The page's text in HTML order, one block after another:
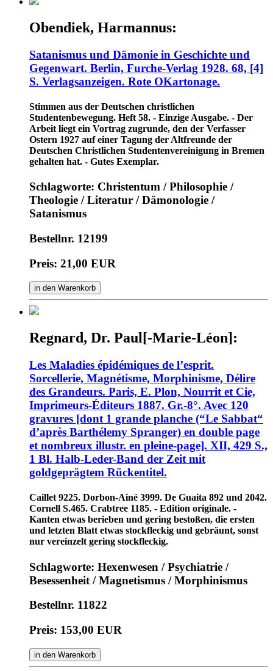
Obendiek, Harmannus:
Satanismus und Dämonie in Geschichte und
Gegenwart. Berlin, Furche-Verlag 1928. 68, [4]
S. Verlagsanzeigen. Rote OKartonage.
Stimmen aus der Deutschen christlichen
Studentenbewegung. Heft 58. - Einzige Ausgabe. - Der
Arbeit liegt ein Vortrag zugrunde, den der Verfasser
Ostern 1927 auf einer Tagung der Altfreunde der
Deutschen Christlichen Studentenvereinigung in Bremen
gehalten hat. - Gutes Exemplar.
Schlagworte: Christentum / Philosophie /
Theologie / Literatur / Dämonologie /
Satanismus
Bestellnr. 12199
Preis: 21,00 EUR
in den Warenkorb
Regnard, Dr. Paul[-Marie-Léon]:
Les Maladies épidémiques de l’esprit.
Sorcellerie, Magnétisme, Morphinisme, Délire
des Grandeurs. Paris, E. Plon, Nourrit et Cie,
Imprimeurs-Éditeurs 1887. Gr.-8°. Avec 120
gravures [dont 1 grande planche (“Le Sabbat“
d’après Barthélemy Spranger) en double page
et nombreux illustr. en pleine-page]. XII, 429 S.,
1 Bl. Halb-Leder-Band der Zeit mit
goldgeprägtem Rückentitel.
Caillet 9225. Dorbon-Ainé 3999. De Guaita 892 und 2042.
Cornell S.465. Crabtree 1185. - Edition originale. -
Kanten etwas berieben und gering bestoßen, die ersten
und letzten Blatt etwas stockfleckig und gebräunt, sonst
nur vereinzelt gering stockfleckig.
Schlagworte: Hexenwesen / Psychiatrie /
Besessenheit / Magnetismus / Morphinismus
Bestellnr. 11822
Preis: 153,00 EUR
in den Warenkorb